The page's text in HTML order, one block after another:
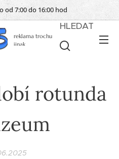
od 7:00 do 16:00 hod
reklama trochu
jinak
HLEDAT
rotunda